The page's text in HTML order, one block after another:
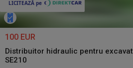
100 EUR
Distribuitor hidraulic pentru
SE210